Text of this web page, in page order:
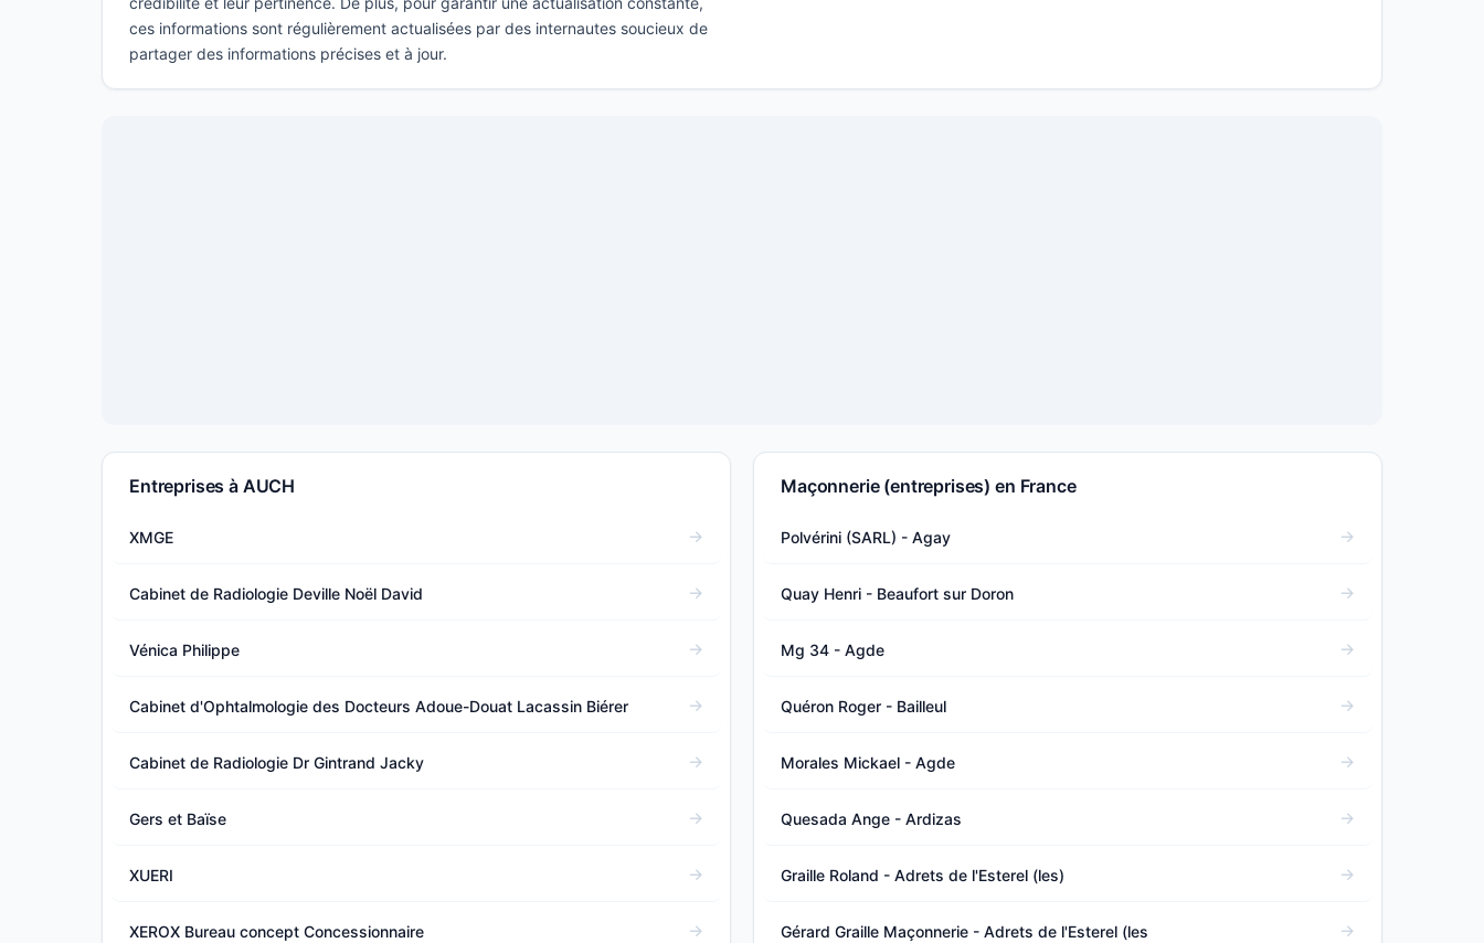
ces informations sont régulièrement actualisées par des internautes soucieux de
partager des informations précises et à jour.
Entreprises à AUCH
XMGE
Cabinet de Radiologie Deville Noël David
Vénica Philippe
Cabinet d'Ophtalmologie des Docteurs Adoue-Douat Lacassin Biérer
Cabinet de Radiologie Dr Gintrand Jacky
Gers et Baïse
XUERI
XEROX Bureau concept Concessionnaire
Maçonnerie (entreprises) en France
Polvérini (SARL) - Agay
Quay Henri - Beaufort sur Doron
Mg 34 - Agde
Quéron Roger - Bailleul
Morales Mickael - Agde
Quesada Ange - Ardizas
Graille Roland - Adrets de l'Esterel (les)
Gérard Graille Maçonnerie - Adrets de l'Esterel (les